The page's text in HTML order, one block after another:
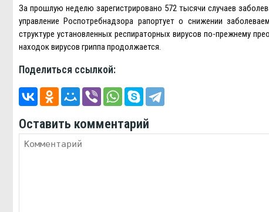
За прошлую неделю зарегистрировано 572 тысячи случаев
управление Роспотребнадзора рапортует о снижении
структуре установленных респираторных вирусов по-прежнему
находок вирусов гриппа продолжается.
Поделиться ссылкой:
Оставить комментарий